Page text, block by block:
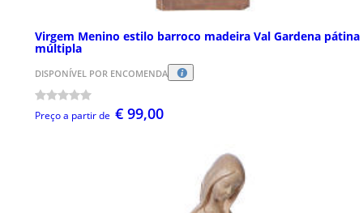
Virgem Menino estilo barroco madeira Val Gardena pátina
múltipla
DISPONÍVEL POR ENCOMENDA
Preço a partir de € 99,00